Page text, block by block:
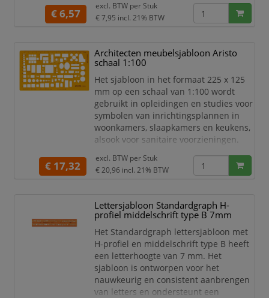
andere toepassingen waarbij uniforme
letters gewenst zijn.
H-profiel
Vetgedrukt
Recht
3,5 mm
Merk Standardgraph
Voor belettering
Uniforme letters
Nauwkeurige belettering
Voor markering
€ 6,57
excl. BTW per Stuk
€ 7,95 incl. 21% BTW
Architecten meubelsjabloon Aristo
schaal 1:100
Het sjabloon in het formaat 225 x 125
mm op een schaal van 1:100 wordt
gebruikt in opleidingen en studies voor
symbolen van inrichtingsplannen in
woonkamers, slaapkamers en keukens,
alsook voor sanitaire voorzieningen.
versterkt oranje transparant kunststof
en voorzien van inktnoppen. Hij is
en fijnkorrelige potloden van 0,3 mm
en voldoet aan de normen voor
microfilmen.
Aris
€ 17,32
excl. BTW per Stuk
€ 20,96 incl. 21% BTW
Lettersjabloon Standardgraph H-
profiel middelschrift type B 7mm
Het Standardgraph lettersjabloon met
H-profiel en middelschrift type B heeft
een letterhoogte van 7 mm. Het
sjabloon is ontworpen voor het
nauwkeurig en consistent aanbrengen
van letters en ondersteunt een